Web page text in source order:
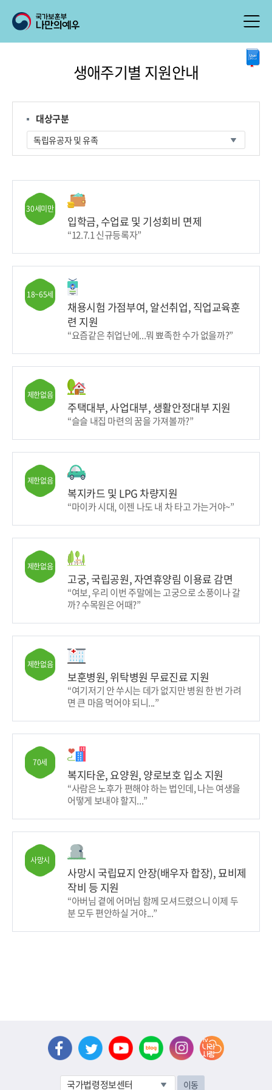
생애주기별 지원안내
대상구분
30세미만
입학금, 수업료 및 기성회비 면제
“12.7.1 신규등록자”
18~65세
채용시험 가점부여, 알선취업, 직업교육훈
련 지원
“요즘같은 취업난에...뭐 뾰족한 수가 없을까?”
제한없음
주택대부, 사업대부, 생활안정대부 지원
“슬슬 내집 마련의 꿈을 가져볼까?”
제한없음
복지카드 및 LPG 차량지원
“마이카 시대, 이젠 나도 내 차 타고 가는거야~”
제한없음
고궁, 국립공원, 자연휴양림 이용료 감면
“여보, 우리 이번 주말에는 고궁으로 소풍이나 갈
까? 수목원은 어때?”
제한없음
보훈병원, 위탁병원 무료진료 지원
“여기저기 안 쑤시는 데가 없지만 병원 한 번 가려
면 큰 마음 먹어야 되니...”
70세
복지타운, 요양원, 양로보호 입소 지원
“사람은 노후가 편해야 하는 법인데, 나는 여생을
어떻게 보내야 할지...”
사망시
사망시 국립묘지 안장(배우자 합장), 묘비제
작비 등 지원
“아버님 곁에 어머님 함께 모셔드렸으니 이제 두
분 모두 편안하실 거야...”
이동